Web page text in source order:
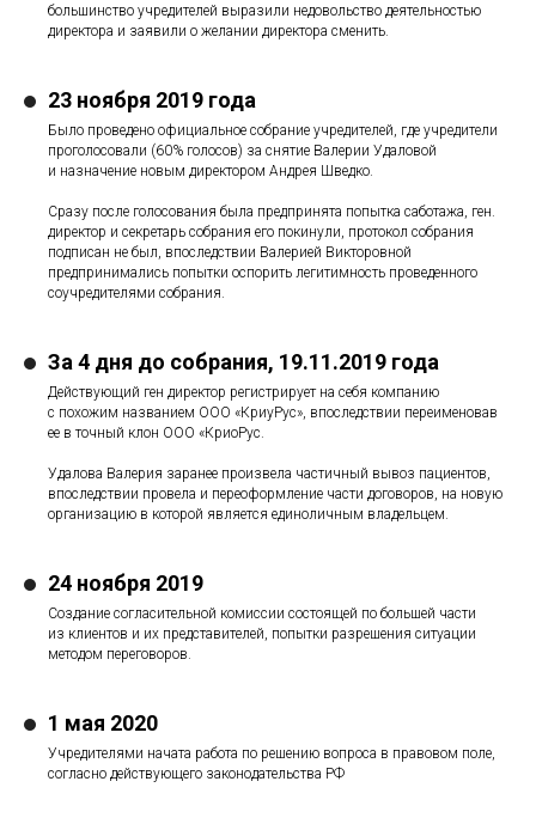
большинство учредителей выразили недовольство деятельностью
директора и заявили о желании директора сменить.
23 ноября 2019 года
Было проведено официальное собрание учредителей, где учредители
проголосовали (60% голосов) за снятие Валерии Удаловой
и назначение новым директором Андрея Шведко.
Сразу после голосования была предпринята попытка саботажа, ген.
директор и секретарь собрания его покинули, протокол собрания
подписан не был, впоследствии Валерией Викторовной
предпринимались попытки оспорить легитимность проведенного
соучредителями собрания.
За 4 дня до собрания, 19.11.2019 года
Действующий ген директор регистрирует на себя компанию
с похожим названием ООО «КриуРус», впоследствии переименовав
ее в точный клон ООО «КриоРус.
Удалова Валерия заранее произвела частичный вывоз пациентов,
впоследствии провела и переоформление части договоров, на новую
организацию в которой является единоличным владельцем.
24 ноября 2019
Создание согласительной комиссии состоящей по большей части
из клиентов и их представителей, попытки разрешения ситуации
методом переговоров.
1 мая 2020
Учредителями начата работа по решению вопроса в правовом поле,
согласно действующего законодательства РФ